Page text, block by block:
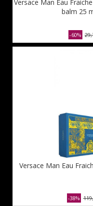
Versace Man Eau
balm 25
-60%
Versace Man Eau
-38%